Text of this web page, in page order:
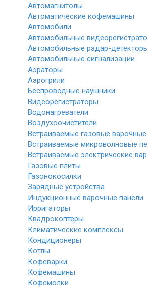
Автомагнитолы
Автоматические кофемашины
Автомобили
Автомобильные
Автомобильные радар-
Автомобильные сигнализации
Аэраторы
Аэрогрили
Беспроводные наушники
Видеорегистраторы
Водонагреватели
Воздухоочистители
Встраиваемые газовые
Встраиваемые микроволновые
Встраиваемые электрические
Газовые плиты
Газонокосилки
Зарядные устройства
Индукционные варочные панели
Ирригаторы
Квадрокоптеры
Климатические комплексы
Кондиционеры
Котлы
Кофеварки
Кофемашины
Кофемолки